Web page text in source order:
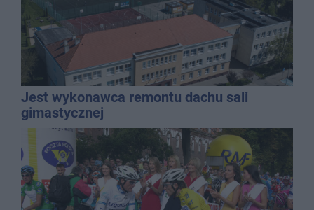
Jest wykonawca remontu dachu sali
gimastycznej